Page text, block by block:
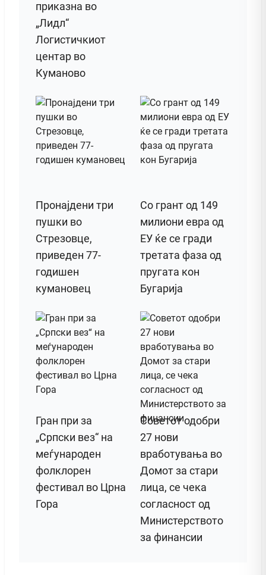
приказна во
„Лидл“
Логистичкиот
центар во
Куманово
Пронајдени три
пушки во
Стрезовце,
приведен 77-
годишен
кумановец
Со грант од 149
милиони евра од
ЕУ ќе се гради
третата фаза од
пругата кон
Бугарија
Гран при за
„Српски вез“ на
меѓународен
фолклорен
фестивал во Црна
Гора
Советот одобри
27 нови
вработувања во
Домот за стари
лица, се чека
согласност од
Министерството
за финансии